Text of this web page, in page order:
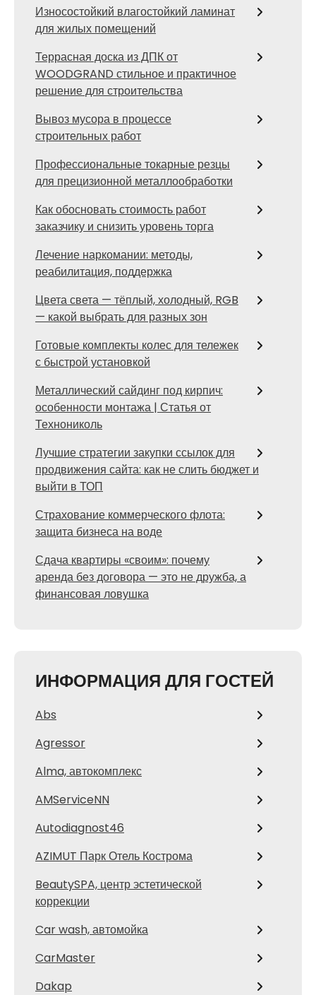
Износостойкий влагостойкий ламинат
для жилых помещений
Террасная доска из ДПК от
WOODGRAND стильное и практичное
решение для строительства
Вывоз мусора в процессе
строительных работ
Профессиональные токарные резцы
для прецизионной металлообработки
Как обосновать стоимость работ
заказчику и снизить уровень торга
Лечение наркомании: методы,
реабилитация, поддержка
Цвета света — тёплый, холодный, RGB
— какой выбрать для разных зон
Готовые комплекты колес для тележек
с быстрой установкой
Металлический сайдинг под кирпич:
особенности монтажа | Статья от
Технониколь
Лучшие стратегии закупки ссылок для
продвижения сайта: как не слить бюджет и
выйти в ТОП
Страхование коммерческого флота:
защита бизнеса на воде
Сдача квартиры «своим»: почему
аренда без договора — это не дружба, а
финансовая ловушка
ИНФОРМАЦИЯ ДЛЯ ГОСТЕЙ
Abs
Agressor
Alma, автокомплекс
AMServiceNN
Autodiagnost46
AZIMUT Парк Отель Кострома
BeautySPA, центр эстетической
коррекции
Car wash, автомойка
CarMaster
Dakap